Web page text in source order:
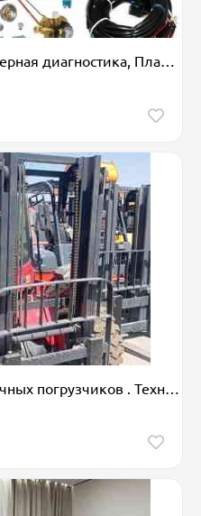
Установка ГБО, Компьютерная диагностика, Плановое техобслуживание, с выездом